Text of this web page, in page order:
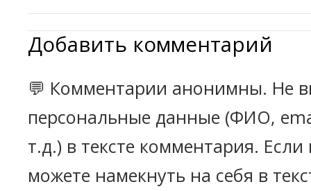
Добавить комментарий
💬 Комментарии анонимны. Не
персональные данные (ФИО,
т.д.) в тексте комментария.
можете намекнуть на себя в